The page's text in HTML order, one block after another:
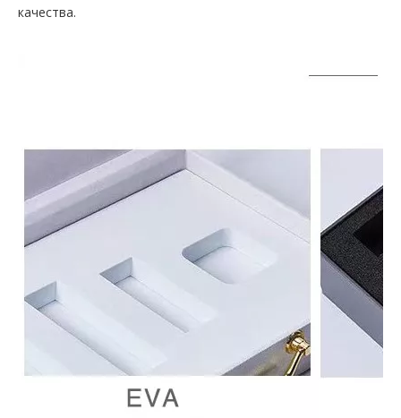
качества.